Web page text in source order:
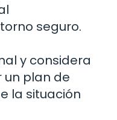
seguro.
y considera
un plan de
la situación